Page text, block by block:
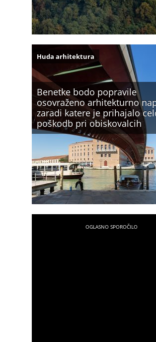
Benetke bodo popravile
osovraženo arhitekturno
zaradi katere je prihajalo
poškodb pri obiskovalcih
Huda arhitektura